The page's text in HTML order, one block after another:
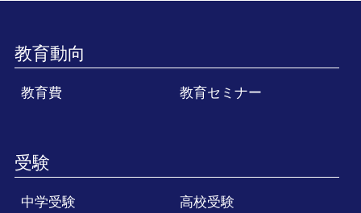
教育動向
教育費 教育セミナー
受験
中学受験
高校受験